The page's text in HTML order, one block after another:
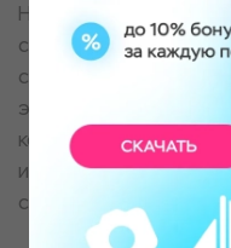
На сайте могут
сайты. Сайт не
содержание,
этих сайтов. Данное
информации,
сайте.